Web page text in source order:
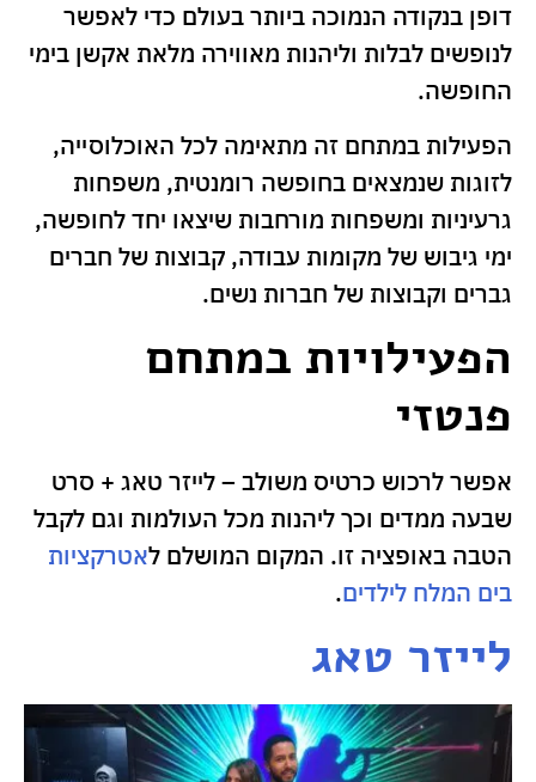
דופן בנקודה הנמוכה ביותר בעולם כדי לאפשר
לנופשים לבלות וליהנות מאווירה מלאת אקשן בימי
החופשה.
הפעילות במתחם זה מתאימה לכל האוכלוסייה,
לזוגות שנמצאים בחופשה רומנטית, משפחות
גרעיניות ומשפחות מורחבות שיצאו יחד לחופשה,
ימי גיבוש של מקומות עבודה, קבוצות של חברים
גברים וקבוצות של חברות נשים.
הפעילויות במתחם
פנטזי
אפשר לרכוש כרטיס משולב – לייזר טאג + סרט
שבעה ממדים וכך ליהנות מכל העולמות וגם לקבל
הטבה באופציה זו. המקום המושלם לאטרקציות
בים המלח לילדים.
לייזר טאג